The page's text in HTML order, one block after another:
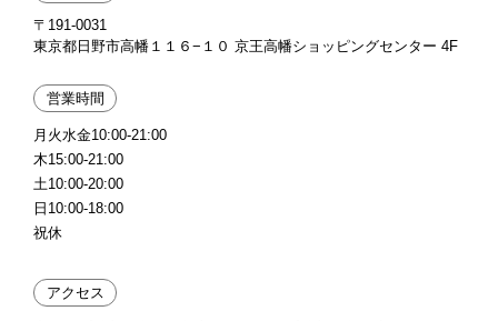
〒191-0031
東京都日野市高幡１１６−１０ 京王高幡ショッピングセンター 4F
営業時間
月火水金10:00-21:00
木15:00-21:00
土10:00-20:00
日10:00-18:00
祝休
アクセス